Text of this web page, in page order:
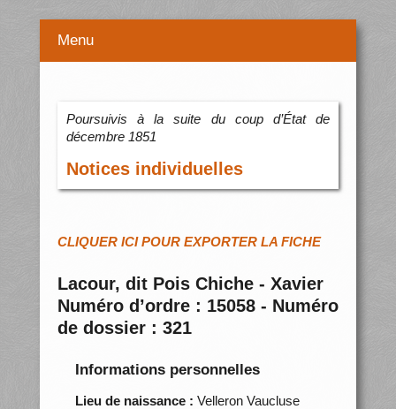
Menu
Poursuivis à la suite du coup d’État de
décembre 1851
Notices individuelles
CLIQUER ICI POUR EXPORTER LA FICHE
Lacour, dit Pois Chiche - Xavier
Numéro d’ordre : 15058 - Numéro
de dossier : 321
Informations personnelles
Lieu de naissance : Velleron Vaucluse